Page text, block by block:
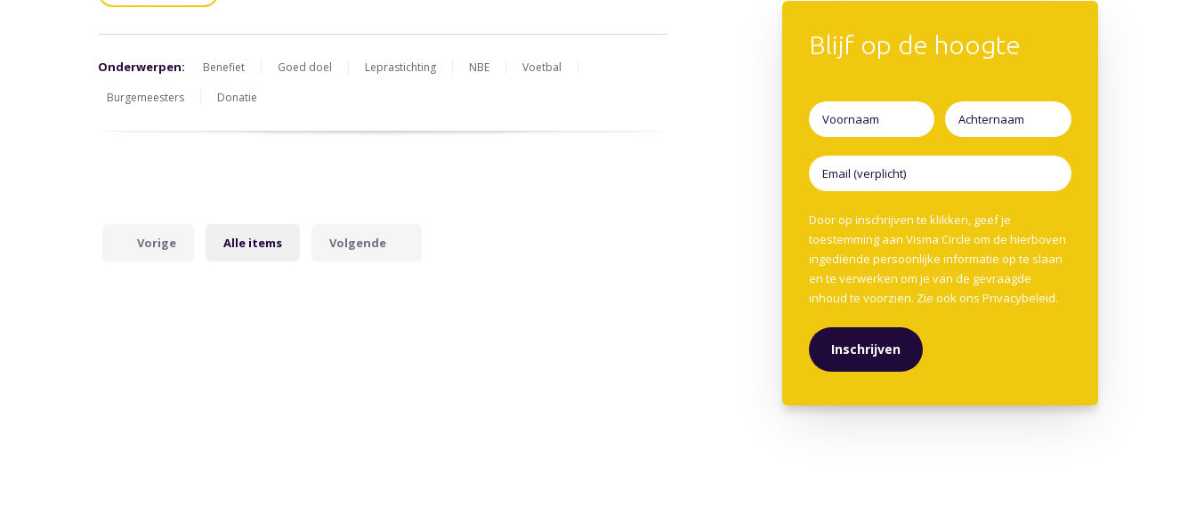
Onderwerpen: Benefiet Goed doel Leprastichting NBE
Voetbal
Burgemeesters
Donatie
Vorige Alle items Volgende
Blijf op de hoogte
Door op inschrijven te klikken, geef je
toestemming aan Visma Circle om de hierboven
ingediende persoonlijke informatie op te slaan
en te verwerken om je van de gevraagde
inhoud te voorzien. Zie ook ons Privacybeleid.